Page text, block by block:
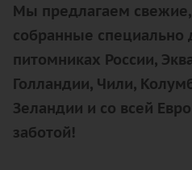
Мы предлагаем
собранные специально
питомниках России,
Голландии, Чили,
Зеландии и со всей
заботой!